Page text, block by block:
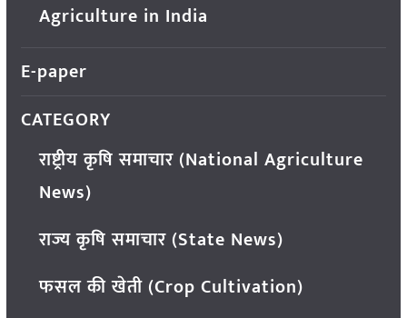
Agriculture in India
E-paper
CATEGORY
राष्ट्रीय कृषि समाचार (National Agriculture
News)
राज्य कृषि समाचार (State News)
फसल की खेती (Crop Cultivation)